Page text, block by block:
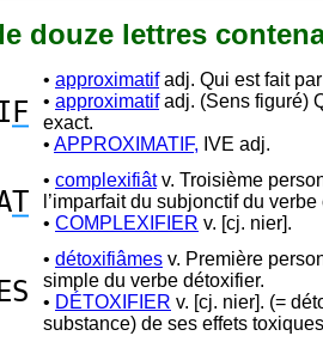
douze lettres
F
• approximatifadj. Qui est fait
• approximatifadj. (Sens figuré)
exact.
• APPROXIMATIF, IVE adj.
T
• complexifiâtv. Troisième
l’imparfait du subjonctif du
• COMPLEXIFIER v. [cj. nier].
ES
• détoxifiâmes v. Première
simple du verbe détoxifier.
• DÉTOXIFIER v. [cj. nier]. (=
substance) de ses effets